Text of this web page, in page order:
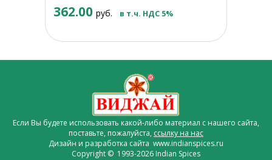
362.00 руб. в т.ч. НДС 5%
Если Вы будете использовать какой-либо материал с нашего сайта,
поставьте, пожалуйста, ссылку на нас
Дизайн и разработка сайта www.indianspices.ru
Copyright © 1993-2026 Indian Spices